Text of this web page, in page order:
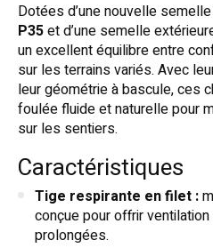
Dotées d’une nouvelle
P35et d’une semelle
un excellent équilibre entre
sur les terrains variés. Avec
leur géométrie à bascule, ces
foulée fluide et naturelle pour
sur les sentiers.
Caractéristiques
Tige respirante en filet :
conçue pour offrir
prolongées.